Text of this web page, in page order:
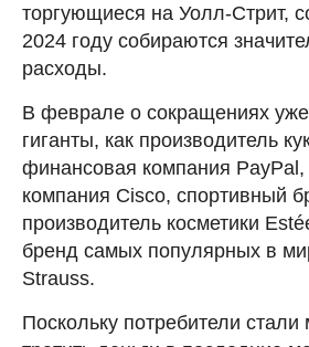
торгующиеся на Уолл-Стрит,
2024 году собираются
расходы.
В феврале о сокращениях
гиганты, как производитель
финансовая компания PayPal,
компания Cisco, спортивный
производитель косметики
бренд самых популярных в
Strauss.
Поскольку потребители стали